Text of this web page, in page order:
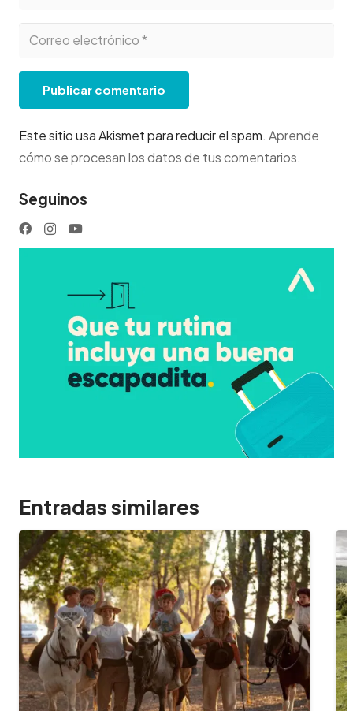
Publicar comentario
Este sitio usa Akismet para reducir el spam. Aprende
cómo se procesan los datos de tus comentarios.
Seguinos
Entradas similares